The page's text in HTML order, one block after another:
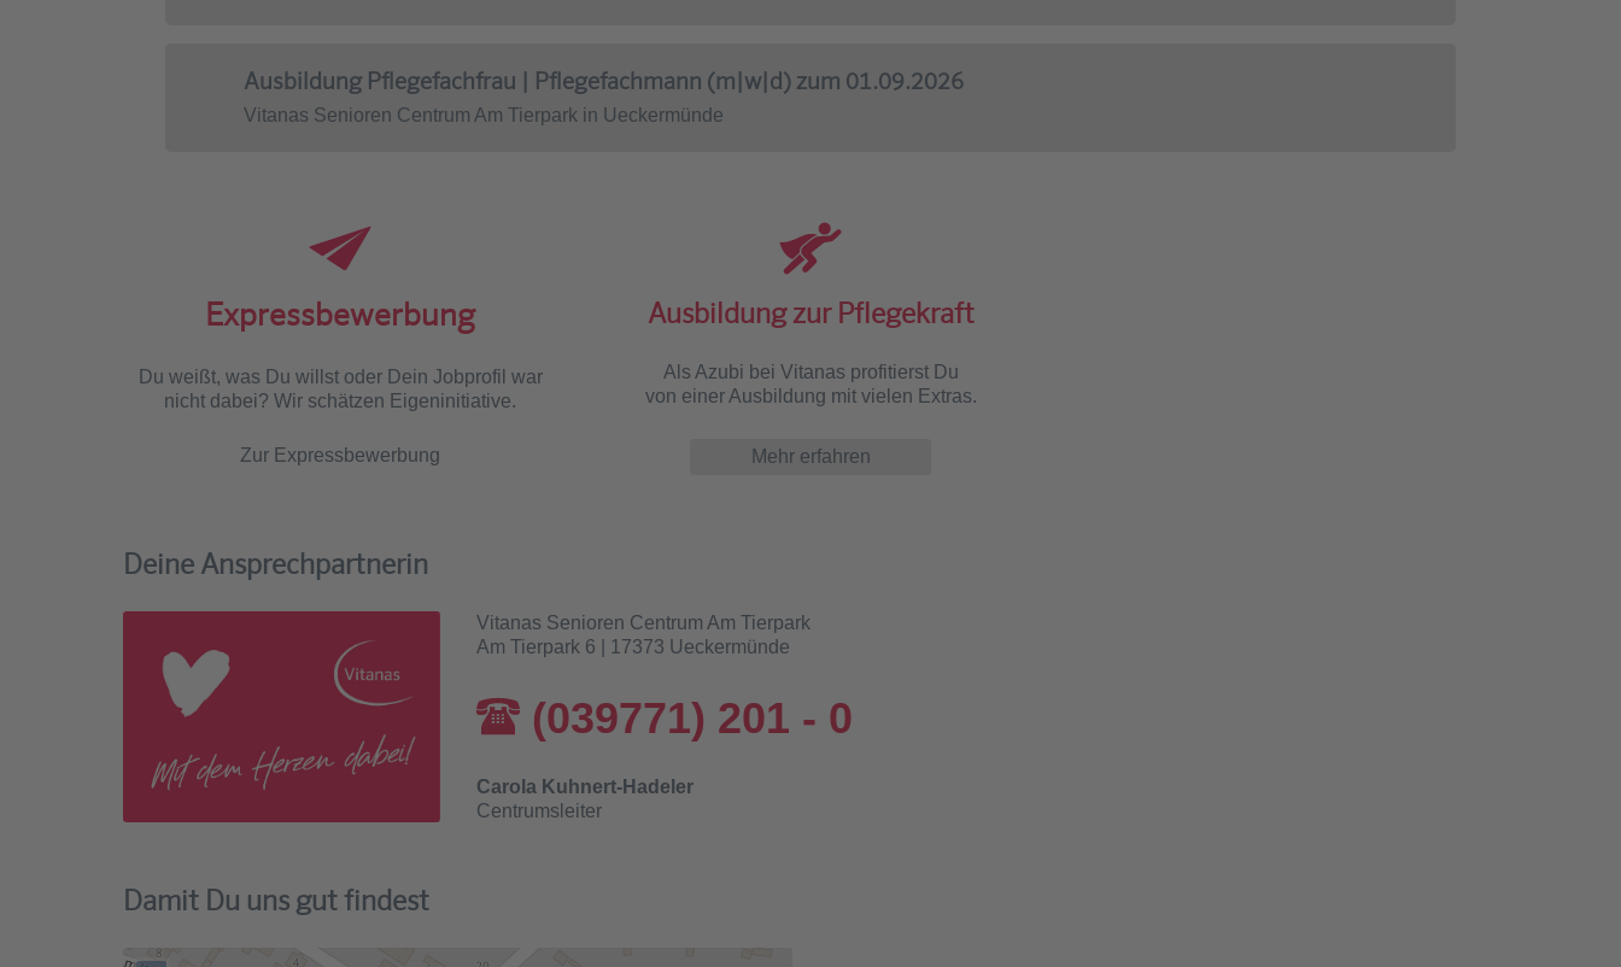
Ausbildung Pflegefachfrau | Pflegefachmann (m|w|d) zum 01.09.2026
Vitanas Senioren Centrum Am Tierpark in Ueckermünde
Expressbewerbung
Du weißt, was Du willst oder Dein Jobprofil war
nicht dabei? Wir schätzen Eigeninitiative.
Zur Expressbewerbung
Ausbildung zur Pflegekraft
Als Azubi bei Vitanas profitierst Du
von einer Ausbildung mit vielen Extras.
Mehr erfahren
Deine Ansprechpartnerin
Vitanas Senioren Centrum Am Tierpark
Am Tierpark 6 | 17373 Ueckermünde
(039771) 201 - 0
Carola Kuhnert-Hadeler
Centrumsleiter
Damit Du uns gut findest